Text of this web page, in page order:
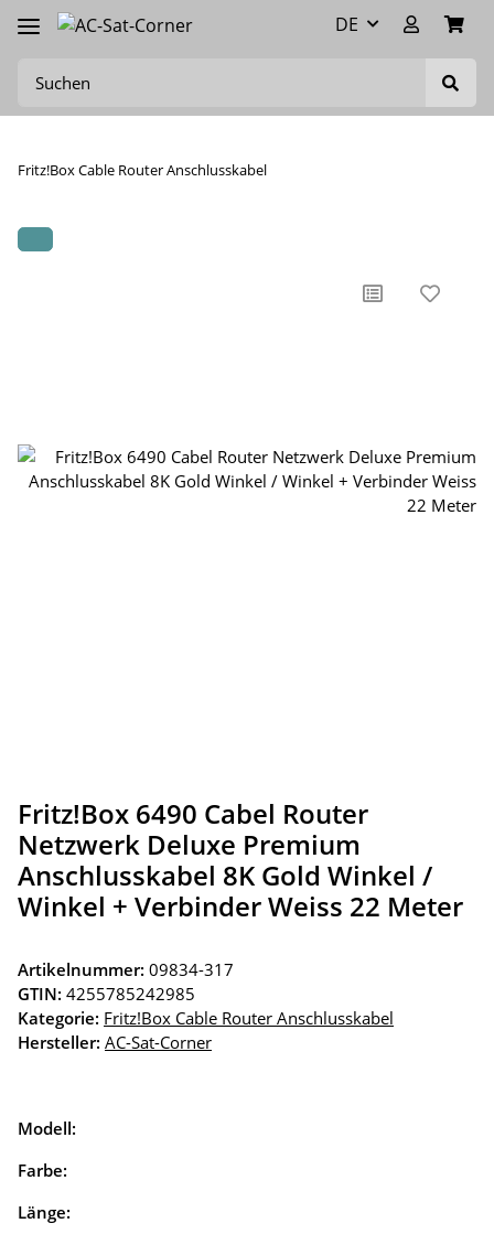
DE
Fritz!Box Cable Router Anschlusskabel
Fritz!Box 6490 Cabel Router
Netzwerk Deluxe Premium
Anschlusskabel 8K Gold Winkel /
Winkel + Verbinder Weiss 22 Meter
Artikelnummer: 09834-317
GTIN: 4255785242985
Kategorie: Fritz!Box Cable Router Anschlusskabel
Hersteller: AC-Sat-Corner
Modell:
Farbe:
Länge: